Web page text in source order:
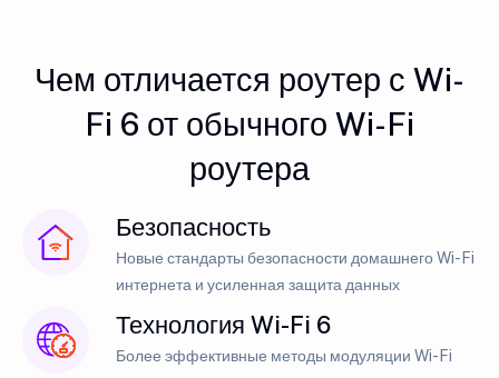
Чем отличается роутер с Wi-
Fi 6 от обычного Wi-Fi
роутера
Безопасность
Новые стандарты безопасности домашнего Wi-Fi
интернета и усиленная защита данных
Технология Wi-Fi 6
Более эффективные методы модуляции Wi-Fi